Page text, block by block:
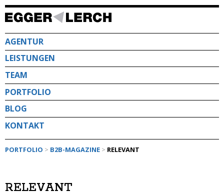
Direkt
zum
AGENTUR
LEISTUNGEN
TEAM
PORTFOLIO
BLOG
KONTAKT
PORTFOLIO > B2B-MAGAZINE > RELEVANT
RELEVANT